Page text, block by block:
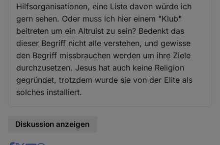
Hilfsorganisationen, eine Liste davon würde ich
gern sehen. Oder muss ich hier einem "Klub"
beitreten um ein Altruist zu sein? Bedenkt das
dieser Begriff nicht alle verstehen, und gewisse
den Begriff missbrauchen werden um ihre Ziele
durchzusetzen. Jesus hat auch keine Religion
gegründet, trotzdem wurde sie von der Elite als
solches installiert.
Diskussion anzeigen